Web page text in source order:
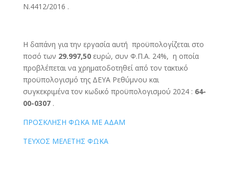
Ν.4412/2016 .
Η δαπάνη για την εργασία αυτή προϋπολογίζεται στο
ποσό των 29.997,50ευρώ, συν Φ.Π.Α. 24%, η οποία
προβλέπεται να χρηματοδοτηθεί από τον τακτικό
προϋπολογισμό της ΔΕΥΑ Ρεθύμνου και
συγκεκριμένα τον κωδικό προϋπολογισμού 2024 : 64-
00-0307 .
ΠΡΟΣΚΛΗΣΗ ΦΩΚΑ ΜΕ ΑΔΑΜ
ΤΕΥΧΟΣ ΜΕΛΕΤΗΣ ΦΩΚΑ